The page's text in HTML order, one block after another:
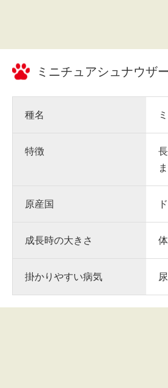
ミニチュアシュナウザ
種名
特徴
原産国
成長時の大きさ
掛かりやすい病気